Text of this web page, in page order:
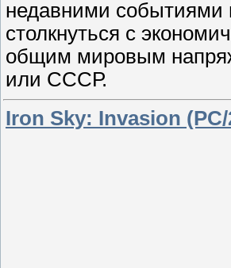
недавними событиями
столкнуться с
общим мировым
или СССР.
Iron Sky: Invasion (PC/